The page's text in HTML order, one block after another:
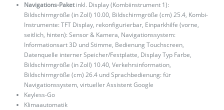
Navigations-Paketinkl. Display (Kombiinstrument 1):
Bildschirmgröße (in Zoll) 10.00, Bildschirmgröße (cm) 25.4, Kombi-
Instrumente: TFT Display, rekonfigurierbar, Einparkhilfe (vorne,
seitlich, hinten): Sensor & Kamera, Navigationssystem:
Informationsart 3D und Stimme, Bedienung Touchscreen,
Datenquelle interner Speicher/Festplatte, Display Typ Farbe,
Bildschirmgröße (in Zoll) 10.40, Verkehrsinformation,
Bildschirmgröße (cm) 26.4 und Sprachbedienung: für
Navigationssystem, virtueller Assistent Google
Keyless-Go
Klimaautomatik